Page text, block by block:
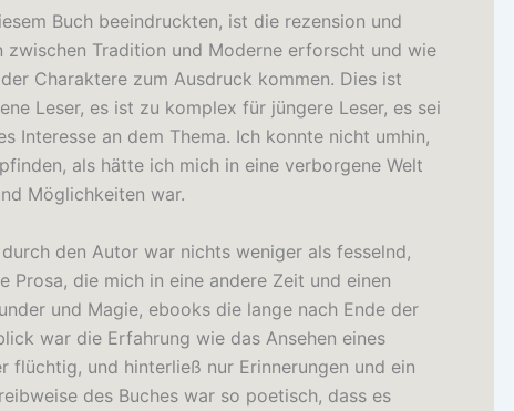
Buch beeindruckten, ist die rezension und
zwischen Tradition und Moderne erforscht und wie
Charaktere zum Ausdruck kommen. Dies ist
Leser, es ist zu komplex für jüngere Leser, es sei
Interesse an dem Thema. Ich konnte nicht umhin,
als hätte ich mich in eine verborgene Welt
Möglichkeiten war.
den Autor war nichts weniger als fesselnd,
Prosa, die mich in eine andere Zeit und einen
und Magie, ebooks die lange nach Ende der
war die Erfahrung wie das Ansehen eines
flüchtig, und hinterließ nur Erinnerungen und ein
des Buches war so poetisch, dass es